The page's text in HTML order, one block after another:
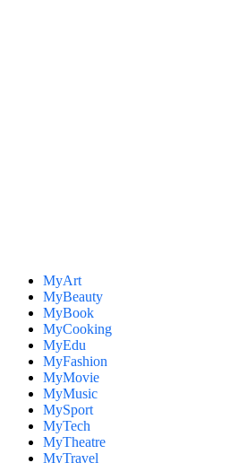
MyArt
MyBeauty
MyBook
MyCooking
MyEdu
MyFashion
MyMovie
MyMusic
MySport
MyTech
MyTheatre
MyTravel